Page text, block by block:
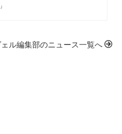
ル編集部のニュース一覧へ